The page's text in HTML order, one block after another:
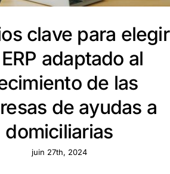
clave para elegir
adaptado al
de las
de ayudas a
domiciliarias
juin 27th, 2024